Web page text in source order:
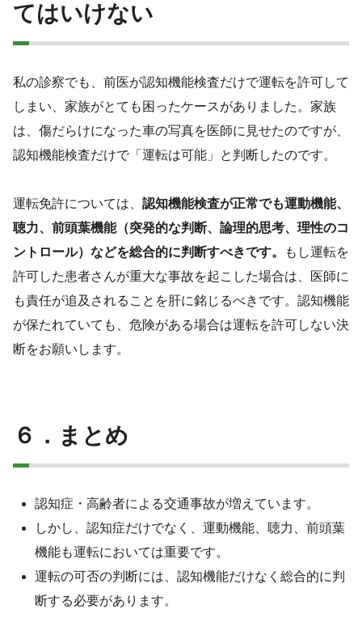
てはいけない
私の診察でも、前医が認知機能検査だけで運転を許可して
しまい、家族がとても困ったケースがありました。家族
は、傷だらけになった車の写真を医師に見せたのですが、
認知機能検査だけで「運転は可能」と判断したのです。
運転免許については、 認知機能検査が正常でも運動機能、
聴力、前頭葉機能（突発的な判断、論理的思考、理性のコ
ントロール）などを総合的に判断すべきです。
もし運転を
許可した患者さんが重大な事故を起こした場合は、医師に
も責任が追及されることを肝に銘じるべきです。認知機能
が保たれていても、危険がある場合は運転を許可しない決
断をお願いします。
６．まとめ
認知症・高齢者による交通事故が増えています。
しかし、認知症だけでなく、運動機能、聴力、前頭葉
機能も運転においては重要です。
運転の可否の判断には、認知機能だけなく総合的に判
断する必要があります。